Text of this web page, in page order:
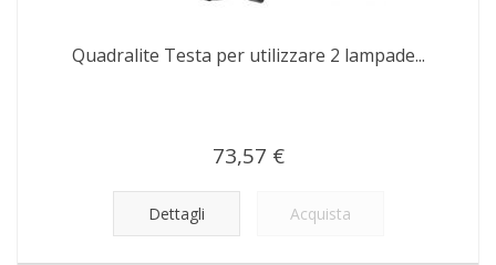
Quadralite Testa per utilizzare 2 lampade...
73,57 €
Dettagli Acquista